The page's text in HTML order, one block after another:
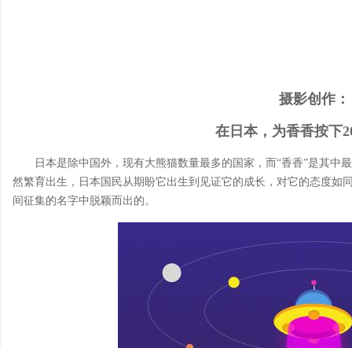
摄影创作：
在日本，为香香按下
日本是除中国外，现有大熊猫数量最多的国家，而“香香”是其中
然繁育出生，日本国民从期盼它出生到见证它的成长，对它的态度如
间征集的名字中脱颖而出的。